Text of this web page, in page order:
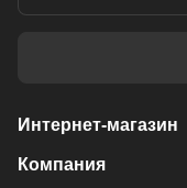
Интернет-магазин
Компания